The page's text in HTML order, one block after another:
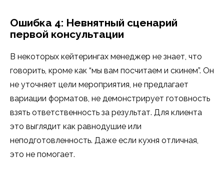
Ошибка 4: Невнятный сценарий
первой консультации
В некоторых кейтерингах менеджер не знает, что
говорить, кроме как “мы вам посчитаем и скинем”. Он
не уточняет цели мероприятия, не предлагает
вариации форматов, не демонстрирует готовность
взять ответственность за результат. Для клиента
это выглядит как равнодушие или
неподготовленность. Даже если кухня отличная,
это не помогает.